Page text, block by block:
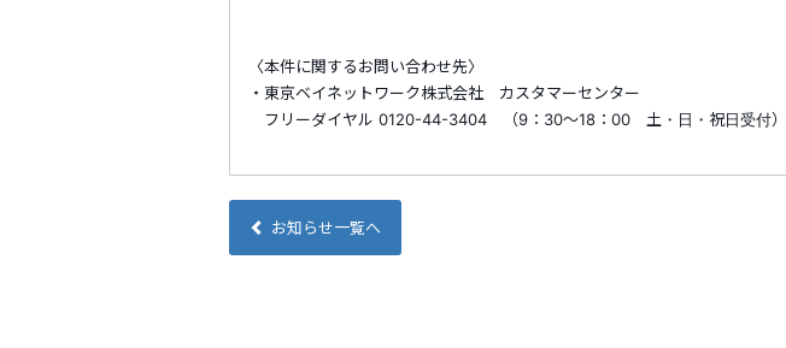
〈本件に関するお問い合わせ先〉
・東京ベイネットワーク株式会社 カスタマーセンター
フリーダイヤル 0120-44-3404 （9：30～18：00 土・日・祝日受付）
お知らせ一覧へ